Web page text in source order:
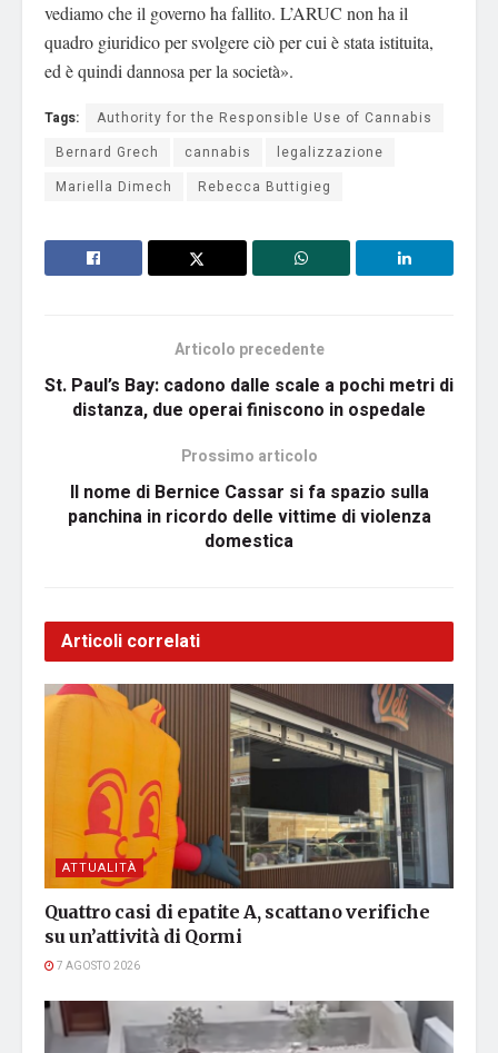
vediamo che il governo ha fallito. L’ARUC non ha il
quadro giuridico per svolgere ciò per cui è stata istituita,
ed è quindi dannosa per la società».
Tags:
Authority for the Responsible Use of Cannabis
Bernard Grech
cannabis
legalizzazione
Mariella Dimech
Rebecca Buttigieg
Articolo precedente
St. Paul’s Bay: cadono dalle scale a pochi metri di
distanza, due operai finiscono in ospedale
Prossimo articolo
Il nome di Bernice Cassar si fa spazio sulla
panchina in ricordo delle vittime di violenza
domestica
Articoli correlati
ATTUALITÀ
Quattro casi di epatite A, scattano verifiche
su un’attività di Qormi
7 AGOSTO 2026